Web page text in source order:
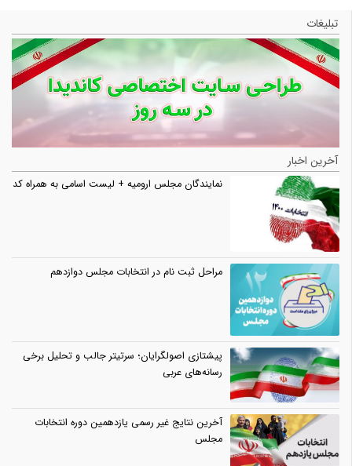
تبلیغات
آخرین اخبار
نمایندگان مجلس ارومیه + لیست اسامی به همراه کد
مراحل ثبت نام در انتخابات مجلس دوازدهم
پیشتازی اصولگرایان؛ سرتیتر جالب و تحلیل برخی
رسانه‌های عربی
آخرین نتایج غیر رسمی یازدهمین دوره انتخابات
مجلس